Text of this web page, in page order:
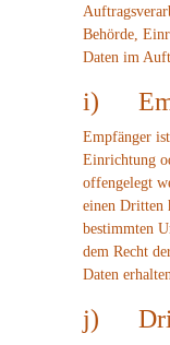
Behörde,
Daten im
i)
Empfänger
Einrichtung
offengelegt
einen Dritten
bestimmten
dem Recht
Daten
j)